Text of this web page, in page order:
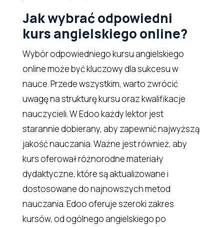
Jak wybrać odpowiedni
kurs angielskiego online?
Wybór odpowiedniego kursu angielskiego
online może być kluczowy dla sukcesu w
nauce. Przede wszystkim, warto zwrócić
uwagę na strukturę kursu oraz kwalifikacje
nauczycieli. W Edoo każdy lektor jest
starannie dobierany, aby zapewnić najwyższą
jakość nauczania. Ważne jest również, aby
kurs oferował różnorodne materiały
dydaktyczne, które są aktualizowane i
dostosowane do najnowszych metod
nauczania. Edoo oferuje szeroki zakres
kursów, od ogólnego angielskiego po